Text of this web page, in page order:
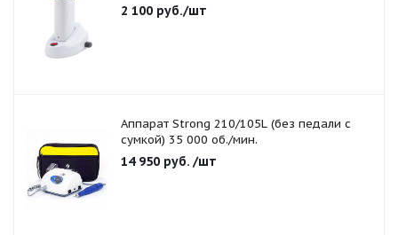
2 100 руб./шт
Аппарат Strong 210/105L (без педали с
сумкой) 35 000 об./мин.
14 950 руб. /шт